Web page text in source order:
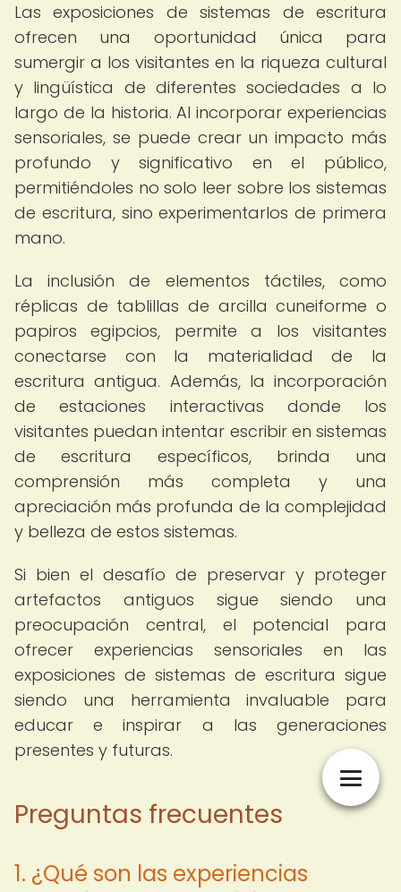
Las exposiciones de sistemas de escritura
ofrecen una oportunidad única para
sumergir a los visitantes en la riqueza cultural
y lingüística de diferentes sociedades a lo
largo de la historia. Al incorporar experiencias
sensoriales, se puede crear un impacto más
profundo y significativo en el público,
permitiéndoles no solo leer sobre los sistemas
de escritura, sino experimentarlos de primera
mano.
La inclusión de elementos táctiles, como
réplicas de tablillas de arcilla cuneiforme o
papiros egipcios, permite a los visitantes
conectarse con la materialidad de la
escritura antigua. Además, la incorporación
de estaciones interactivas donde los
visitantes puedan intentar escribir en sistemas
de escritura específicos, brinda una
comprensión más completa y una
apreciación más profunda de la complejidad
y belleza de estos sistemas.
Si bien el desafío de preservar y proteger
artefactos antiguos sigue siendo una
preocupación central, el potencial para
ofrecer experiencias sensoriales en las
exposiciones de sistemas de escritura sigue
siendo una herramienta invaluable para
educar e inspirar a las generaciones
presentes y futuras.
Preguntas frecuentes
1. ¿Qué son las experiencias